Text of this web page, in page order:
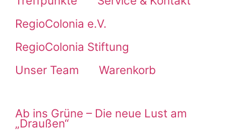
RegioColonia e.V.
RegioColonia Stiftung
Unser Team
Warenkorb
Ab ins Grüne – Die neue Lust am
„Draußen“